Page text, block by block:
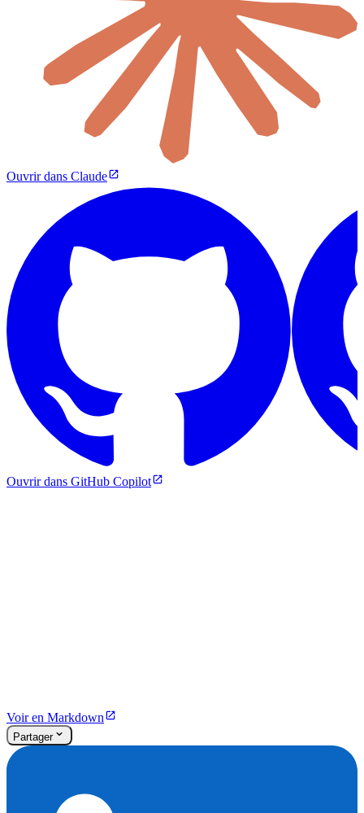
Ouvrir dans Claude
Ouvrir dans GitHub Copilot
Voir en Markdown
Partager